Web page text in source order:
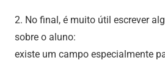
2. No final, é muito útil escrever
sobre o aluno:
existe um campo especialmente